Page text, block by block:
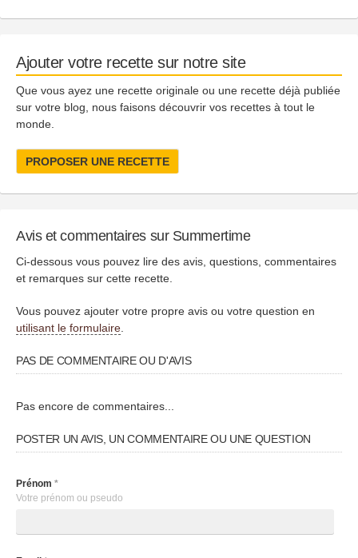
Ajouter votre recette sur notre site
Que vous ayez une recette originale ou une recette déjà publiée
sur votre blog, nous faisons découvrir vos recettes à tout le
monde.
PROPOSER UNE RECETTE
Avis et commentaires sur Summertime
Ci-dessous vous pouvez lire des avis, questions, commentaires
et remarques sur cette recette.
Vous pouvez ajouter votre propre avis ou votre question en
utilisant le formulaire
PAS DE COMMENTAIRE OU D'AVIS
Pas encore de commentaires...
POSTER UN AVIS, UN COMMENTAIRE OU UNE QUESTION
Prénom *
Votre prénom ou pseudo